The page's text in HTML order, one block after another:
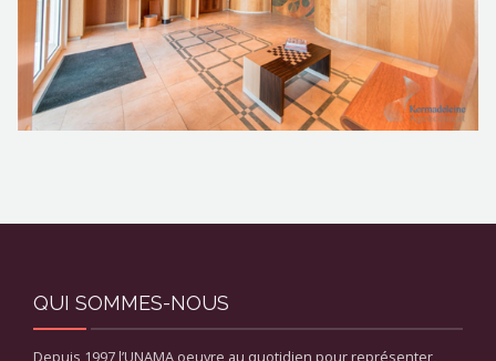
QUI SOMMES-NOUS
Depuis 1997 l’UNAMA oeuvre au quotidien pour représenter,